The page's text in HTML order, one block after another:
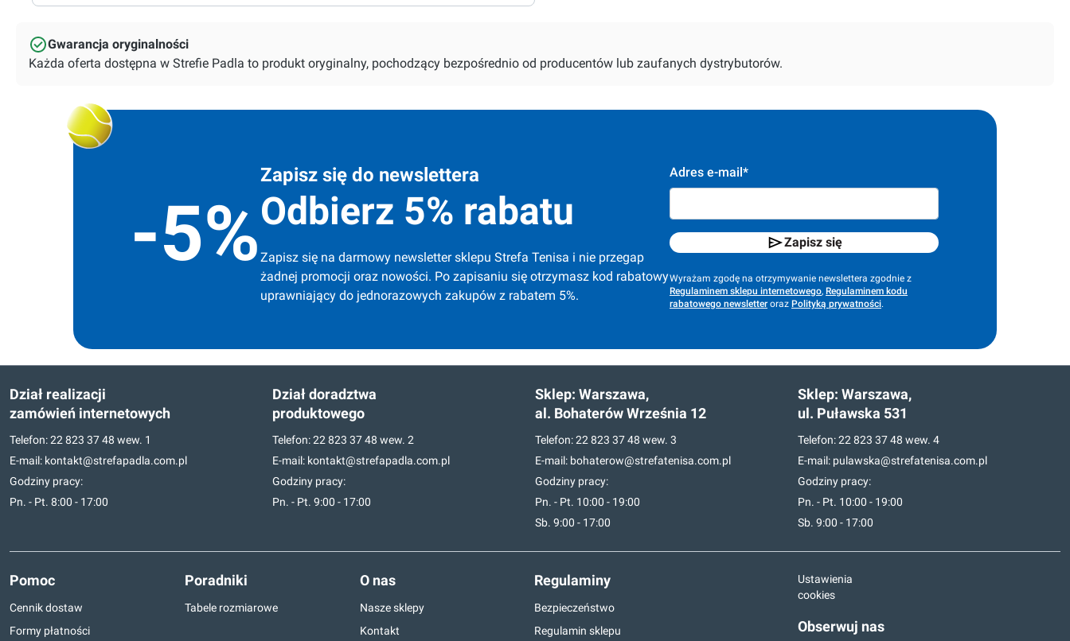
Gwarancja oryginalności
Każda oferta dostępna w Strefie Padla to produkt oryginalny, pochodzący bezpośrednio od producentów lub zaufanych dystrybutorów.
-5%
Zapisz się do newslettera
Odbierz 5% rabatu
Zapisz się na darmowy newsletter sklepu Strefa Tenisa i nie przegap
żadnej promocji oraz nowości. Po zapisaniu się otrzymasz kod rabatowy
uprawniający do jednorazowych zakupów z rabatem 5%.
Adres e-mail*
Zapisz się
Wyrażam zgodę na otrzymywanie newslettera zgodnie z
Regulaminem sklepu internetowego, Regulaminem kodu
rabatowego newsletter oraz Polityką prywatności.
Dział realizacji
zamówień internetowych
Telefon:22 823 37 48 wew. 1
E-mail: kontakt@strefapadla.com.pl
Godziny pracy:
Pn. - Pt. 8:00 - 17:00
Dział doradztwa
produktowego
Telefon:22 823 37 48 wew. 2
E-mail: kontakt@strefapadla.com.pl
Godziny pracy:
Pn. - Pt. 9:00 - 17:00
Sklep: Warszawa,
al. Bohaterów Września 12
Telefon:22 823 37 48 wew. 3
E-mail: bohaterow@strefatenisa.com.pl
Godziny pracy:
Pn. - Pt. 10:00 - 19:00
Sb. 9:00 - 17:00
Sklep: Warszawa,
ul. Puławska 531
Telefon:22 823 37 48 wew. 4
E-mail: pulawska@strefatenisa.com.pl
Godziny pracy:
Pn. - Pt. 10:00 - 19:00
Sb. 9:00 - 17:00
Pomoc
Cennik dostaw
Formy płatności
Poradniki
Tabele rozmiarowe
O nas
Nasze sklepy
Kontakt
Regulaminy
Bezpieczeństwo
Regulamin sklepu
Ustawienia
cookies
Obserwuj nas